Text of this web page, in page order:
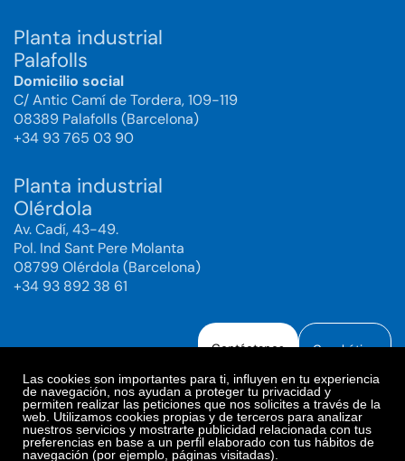
Las cookies son importantes para ti, influyen en tu experiencia
de navegación, nos ayudan a proteger tu privacidad y
permiten realizar las peticiones que nos solicites a través de la
web. Utilizamos cookies propias y de terceros para analizar
nuestros servicios y mostrarte publicidad relacionada con tus
preferencias en base a un perfil elaborado con tus hábitos de
navegación (por ejemplo, páginas visitadas).
Planta industrial
Palafolls
Domicilio social
C/ Antic Camí de Tordera, 109-119
08389 Palafolls (Barcelona)
+34 93 765 03 90
Planta industrial
Olérdola
Av. Cadí, 43-49.
Pol. Ind Sant Pere Molanta
08799 Olérdola (Barcelona)
+34 93 892 38 61
Contáctanos Canal ético
Aviso legal
Política de Privacidad
Política de Redes Sociales
Política de cookies